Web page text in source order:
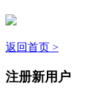
返回首页 >
注册新用户